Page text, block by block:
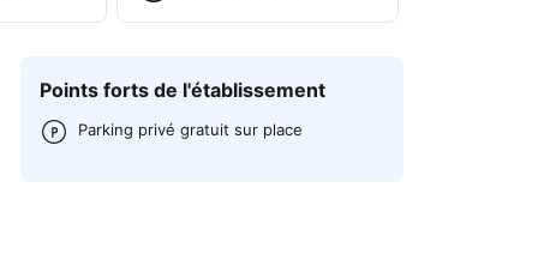
Points forts de l'établissement
Parking privé gratuit sur place